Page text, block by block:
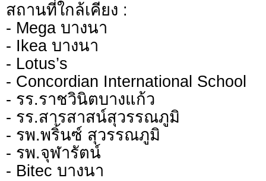
สถานที่ใกล้เคียง :
- Mega บางนา
- Ikea บางนา
- Lotus’s
- Concordian International School
- รร.ราชวินิตบางแก้ว
- รร.สารสาสน์สุวรรณภูมิ
- รพ.พริ้นซ์ สุวรรณภูมิ
- รพ.จุฬารัตน์
- Bitec บางนา